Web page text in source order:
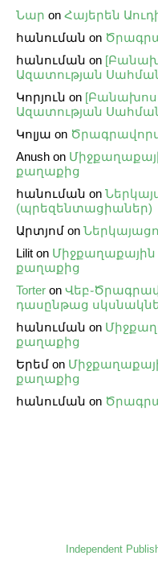
Նար on Հայերեն
հանուման on
հանուման on
Ազատության
Կորյուն on
Ազատության
Կոլյա on
Anush on
քաղաքից
հանուման on
(պրեզենտացիաներ)
Արտյոմ on
Lilit on Միջքաղաքային
քաղաքից
Torter on
դասընթաց
հանուման on
քաղաքից
Երեմ on
քաղաքից
հանուման on
Independent